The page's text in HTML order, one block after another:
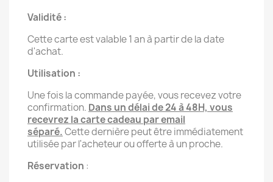
Validité :
Cette carte est valable 1 an à partir de la date
d'achat.
Utilisation :
Une fois la commande payée, vous recevez votre
confirmation. Dans un délai de 24 à 48H, vous
recevrez la carte cadeau par email
séparé.Cette dernière peut être immédiatement
utilisée par l'acheteur ou offerte à un proche.
Réservation :